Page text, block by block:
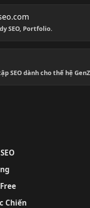
SEO, Portfolio.
SEO dành cho thế hệ
Chiến